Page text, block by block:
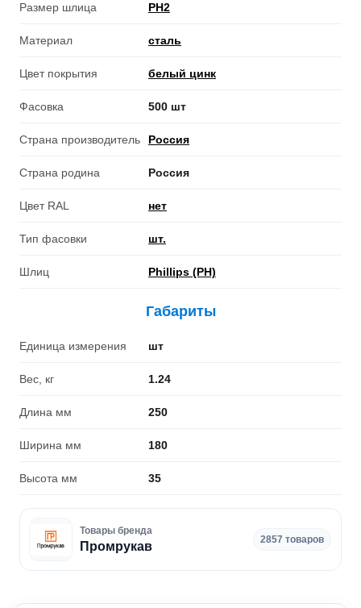
Размер шлица PH2
Материал сталь
Цвет покрытия белый цинк
Фасовка 500 шт
Страна производитель Россия
Страна родина Россия
Цвет RAL нет
Тип фасовки шт.
Шлиц Phillips (PH)
Габариты
Единица измерения шт
Вес, кг 1.24
Длина мм 250
Ширина мм 180
Высота мм 35
Товары бренда
Промрукав
2857 товаров